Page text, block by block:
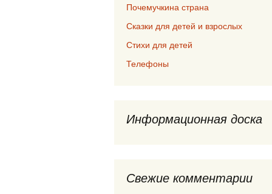
Почемучкина страна
Сказки для детей и взрослых
Стихи для детей
Телефоны
Информационная доска
Свежие комментарии